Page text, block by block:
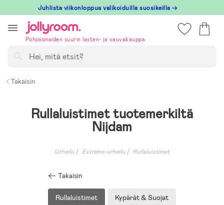
till
innehållet
Juhlista viikonloppua valikoiduilla suosikeilla →
Pohjoismaiden suurin lasten- ja vauvakauppa
Takaisin
Rullaluistimet tuotemerkiltä
Nijdam
Urheilu Extreme-urheilu Rullaluistimet
Takaisin
Rullaluistimet Kypärät & Suojat